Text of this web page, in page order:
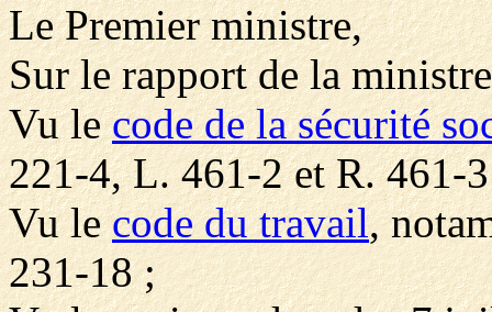
Le Premier ministre,
Sur le rapport de la
Vu lecode de la sécurité
221-4, L. 461-2 et R. 461-
Vu lecode du travail,
231-18 ;